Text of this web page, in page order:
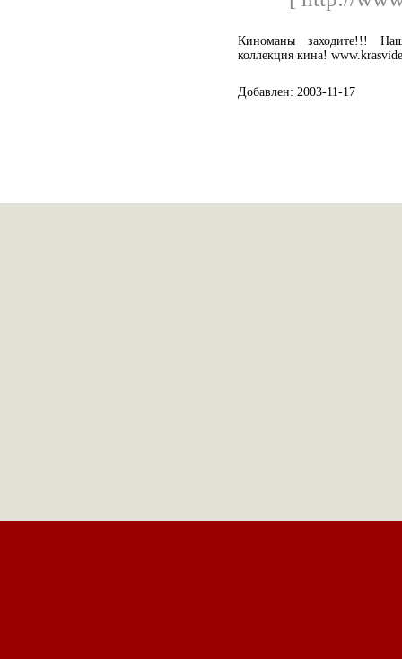
Киноманы заходите!!!
коллекция кина!
Добавлен: 2003-11-17